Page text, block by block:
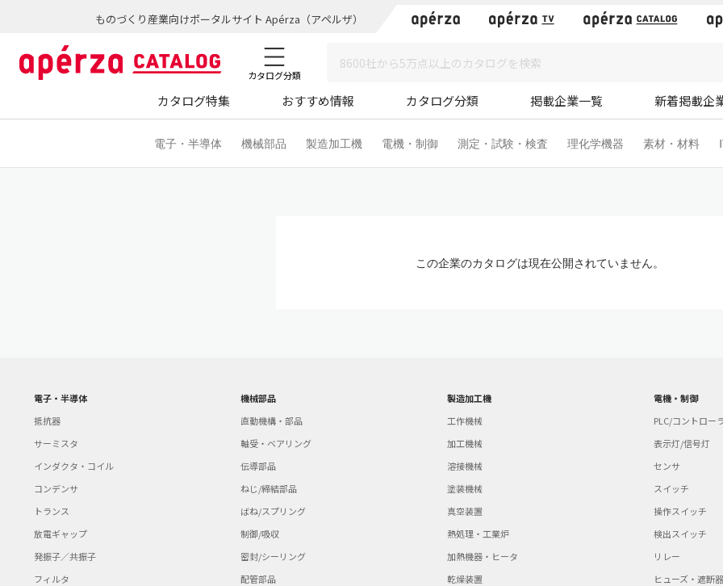
ものづくり産業向けポータルサイト Apérza（アペルザ）
カタログ分類
カタログ特集 おすすめ情報 カタログ分類 掲載企業一覧 新着掲載企
電子・半導体 機械部品 製造加工機 電機・制御 測定・試験・検査 理化学機器 素材・材料
この企業のカタログは現在公開されていません。
電子・半導体
抵抗器
サーミスタ
インダクタ・コイル
コンデンサ
トランス
放電ギャップ
発振子／共振子
フィルタ
機械部品
直動機構・部品
軸受・ベアリング
伝導部品
ねじ/締結部品
ばね/スプリング
制御/吸収
密封/シーリング
配管部品
製造加工機
工作機械
加工機械
溶接機械
塗装機械
真空装置
熱処理・工業炉
加熱機器・ヒータ
乾燥装置
電機・制御
PLC/コントロー
表示灯/信号灯
センサ
スイッチ
操作スイッチ
検出スイッチ
リレー
ヒューズ・遮断器